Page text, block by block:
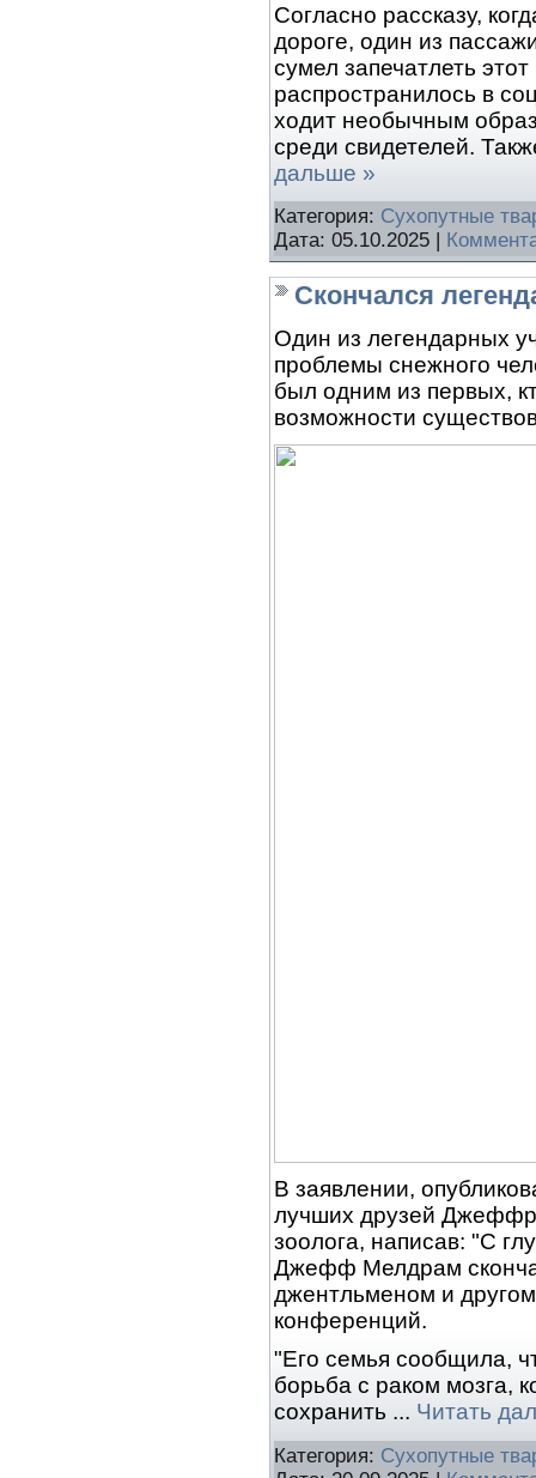
Согласно рассказу,
дороге, один из
сумел запечатлеть
распространилось в
ходит необычным
среди свидетелей.
дальше »
Категория: Сухопутные
Дата: 05.10.2025
Скончался
Один из легендарных
проблемы снежного
был одним из первых,
возможности
В заявлении,
лучших друзей
зоолога, написав: "С
Джефф Мелдрам
джентльменом и
конференций.
"Его семья сообщила,
борьба с раком мозга,
сохранить ... Читать
Категория: Сухопутные